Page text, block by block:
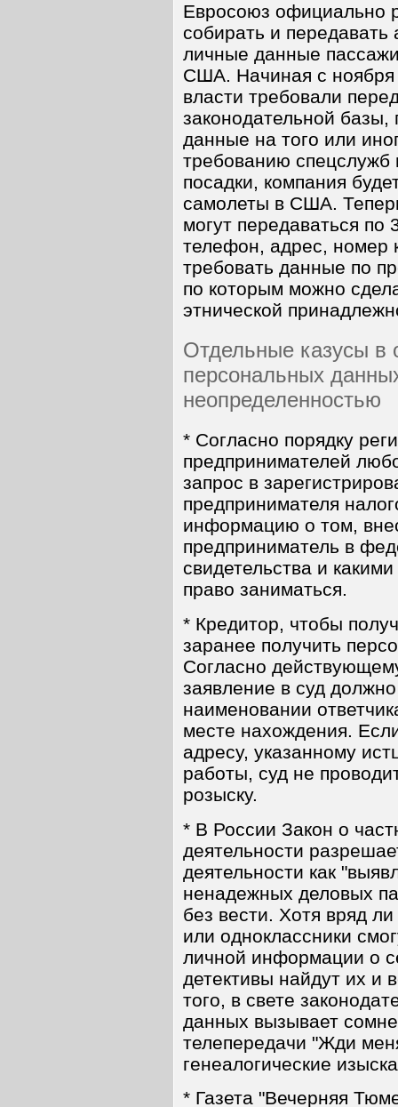
Евросоюз официально
собирать и
личные данные
США. Начиная с ноября
власти требовали
законодательной базы,
данные на того или
требованию спецслужб
посадки, компания
самолеты в США.
могут передаваться
телефон, адрес, номер
требовать данные по
по которым можно
этнической
Отдельные казусы в
персональных
неопределенностью
* Согласно порядку
предпринимателей
запрос в
предпринимателя
информацию о том,
предприниматель в
свидетельства и
право заниматься.
* Кредитор, чтобы
заранее получить
Согласно
заявление в суд
наименовании
месте нахождения.
адресу, указанному
работы, суд не
розыску.
* В России Закон о
деятельности
деятельности как
ненадежных деловых
без вести. Хотя вряд
или одноклассники
личной информации о
детективы найдут их и
того, в свете
данных вызывает
телепередачи "Жди
генеалогические
* Газета "Вечерняя